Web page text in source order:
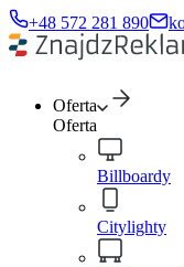
+48 572 281 890
Oferta
Oferta
Billboardy
Citylighty